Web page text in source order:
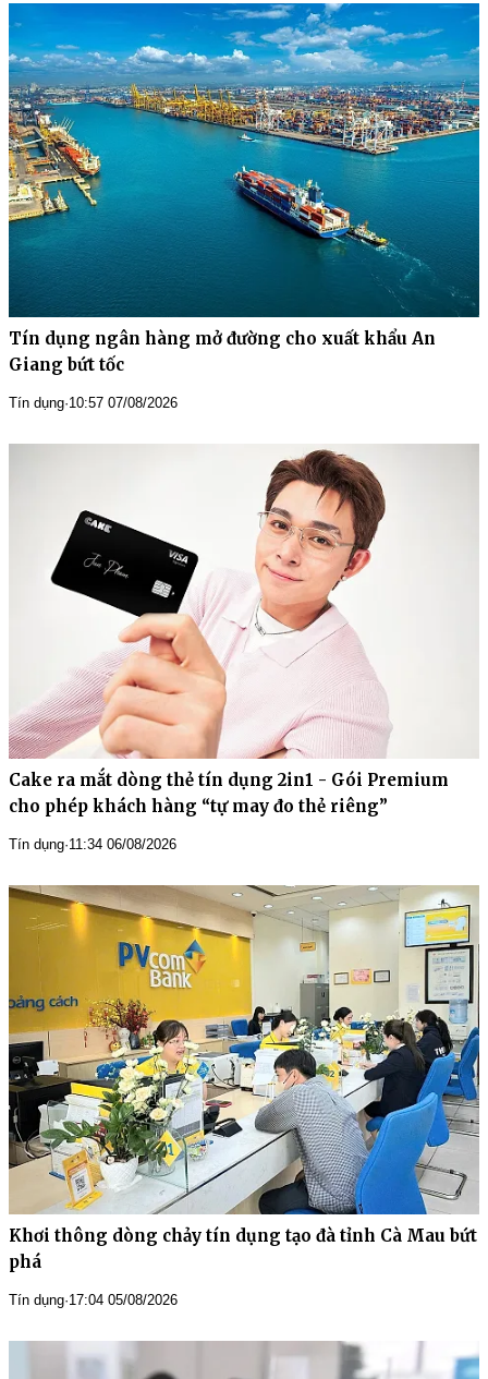
Tín dụng ngân hàng mở đường cho xuất khẩu An
Giang bứt tốc
Tín dụng·10:57 07/08/2026
Cake ra mắt dòng thẻ tín dụng 2in1 - Gói Premium
cho phép khách hàng “tự may đo thẻ riêng”
Tín dụng·11:34 06/08/2026
Khơi thông dòng chảy tín dụng tạo đà tỉnh Cà Mau bứt
phá
Tín dụng·17:04 05/08/2026